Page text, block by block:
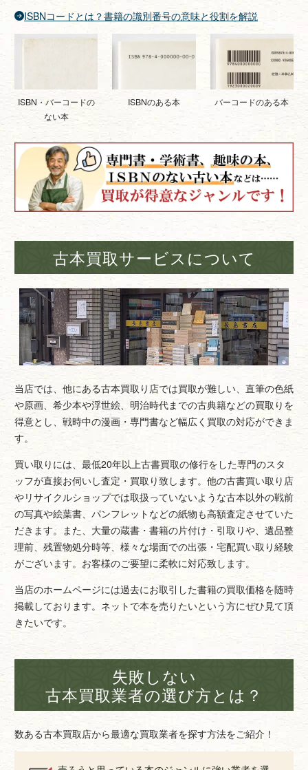
ISBNコードとは？書籍の識別番号の意味と役割を解説
ISBN・バーコードの
ない本
ISBNのある本 バーコードのある本
古本買取サービスについて
当店では、他にある古本買取り店では買取が難しい、直筆の色紙
や原画、希少本や浮世絵、明治時代までの古典籍などの買取りを
得意とし、戦時中の漫画・専門書など幅広く買取の対応ができま
す。
買い取りには、最低20年以上古書買取の修行をした専門のスタ
ッフが直接お伺いし査定・買取り致します。他の古書買い取り店
やリサイクルショップでは取扱っていないような古本以外の戦前
の写真や絵葉書、パンフレットなどの紙物も高額査定させていた
だきます。また、大量の蔵書・書籍の片付け・引取りや、遺品整
理前、残置物処分時等、様々な場面での出張・宅配買い取り経験
がございます。お客様のご要望に柔軟に対応致します。
当店のホームページには過去にお取引した書籍の買取価格を随時
掲載しております。ネットで本を売りたいという方にぜひ見て頂
きたいです。
失敗しない
古本買取業者の選び方とは？
数ある古本買取店から最適な買取業者を探す方法をご紹介！